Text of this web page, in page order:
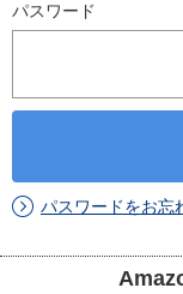
パスワード
パスワードをお忘